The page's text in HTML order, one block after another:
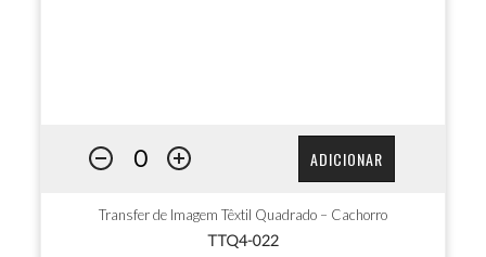
ADICIONAR
Transfer de Imagem Têxtil Quadrado – Cachorro
TTQ4-022